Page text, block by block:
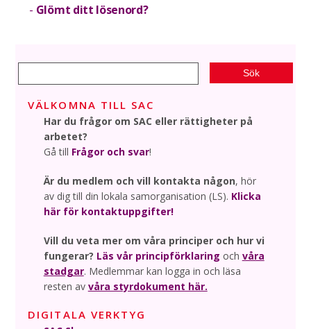
Glömt ditt lösenord?
VÄLKOMNA TILL SAC
Har du frågor om SAC eller rättigheter på
arbetet?
Gå till Frågor och svar!
Är du medlem och vill kontakta någon, hör
av dig till din lokala samorganisation (LS). Klicka
här för kontaktuppgifter!
Vill du veta mer om våra principer och hur vi
fungerar? Läs vår principförklaring och våra
stadgar. Medlemmar kan logga in och läsa
resten av våra styrdokument här.
DIGITALA VERKTYG